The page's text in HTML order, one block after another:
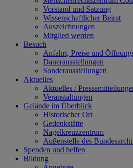
Vorstand und Satzung
Wissenschaftlicher Beirat
Auszeichnungen
Mitglied werden
Besuch
Anfahrt, Preise und
Dauerausstellungen
Sonderausstellungen
Aktuelles
Aktuelles /
Veranstaltungen
Gelände im Überblick
Historischer Ort
Gedenkstätte
Nagelkreuzzentrum
Außenstelle des
Spenden und helfen
Bildung